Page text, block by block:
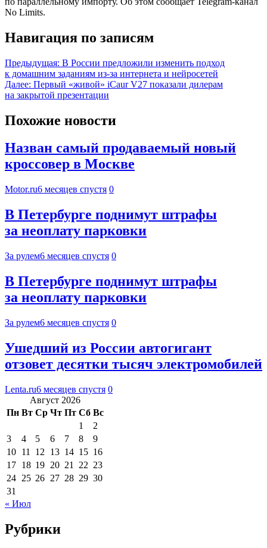
No Limits.
Навигация по записям
Предыдущая: В России предложили изменить подход
к домашним заданиям из-за интернета и нейросетей
Далее: Первый «живой» iCaur V27 показали дилерам
на закрытой презентации
Похожие новости
Назван самый продаваемый новый
кроссовер в Москве
Motor.ru6 месяцев спустя 0
В Петербурге поднимут штрафы
за неоплату парковки
За рулем6 месяцев спустя 0
В Петербурге поднимут штрафы
за неоплату парковки
За рулем6 месяцев спустя 0
Ушедший из России автогигант
отзовет десятки тысяч электромобилей
Lenta.ru6 месяцев спустя 0
Август 2026
Пн Вт Ср Чт Пт Сб Вс
1
2
3
4 5 6 7 8
9
10 11 12 13 14 15 16
17 18 19 20 21 22 23
24 25 26 27 28 29 30
31
« Июл
Рубрики